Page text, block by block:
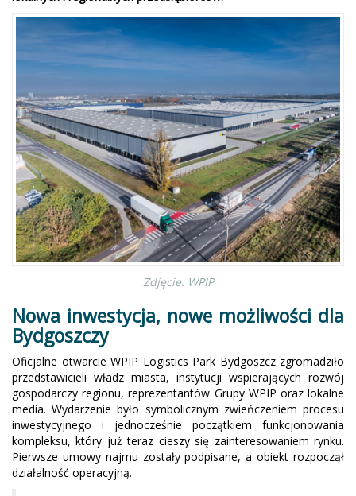
Zdjęcie: WPIP
Nowa inwestycja, nowe możliwości dla
Bydgoszczy
Oficjalne otwarcie WPIP Logistics Park Bydgoszcz zgromadziło
przedstawicieli władz miasta, instytucji wspierających rozwój
gospodarczy regionu, reprezentantów Grupy WPIP oraz lokalne
media. Wydarzenie było symbolicznym zwieńczeniem procesu
inwestycyjnego i jednocześnie początkiem funkcjonowania
kompleksu, który już teraz cieszy się zainteresowaniem rynku.
Pierwsze umowy najmu zostały podpisane, a obiekt rozpoczął
działalność operacyjną.